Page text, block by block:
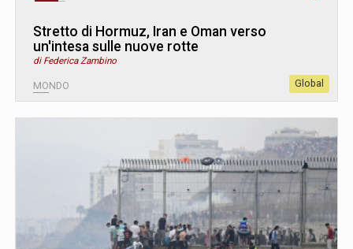
Stretto di Hormuz, Iran e Oman verso
un'intesa sulle nuove rotte
di Federica Zambino
MONDO Global